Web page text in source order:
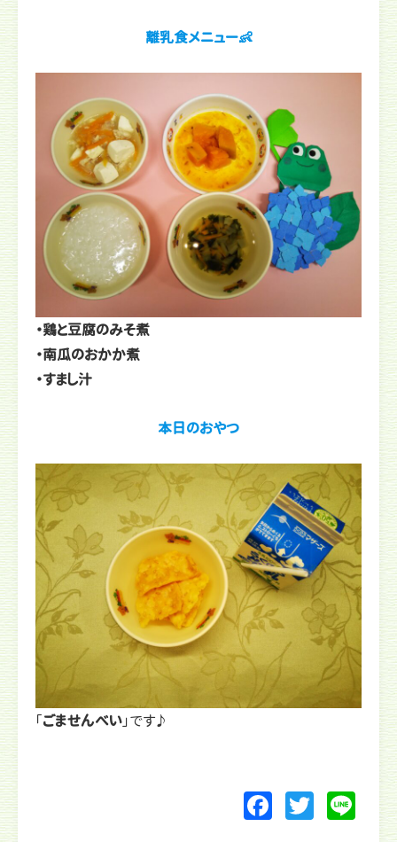
離乳食メニュー👶
・鶏と豆腐のみそ煮
・南瓜のおかか煮
・すまし汁
本日のおやつ
「ごませんべい」です♪
F T Li